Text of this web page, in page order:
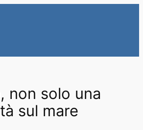
non solo una
sul mare